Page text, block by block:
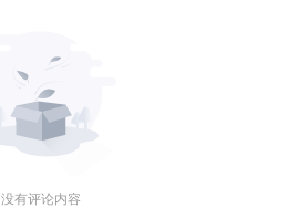
没有评论内容